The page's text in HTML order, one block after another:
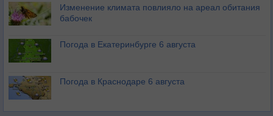
Изменение климата повлияло на ареал обитания
бабочек
Погода в Екатеринбурге 6 августа
Погода в Краснодаре 6 августа